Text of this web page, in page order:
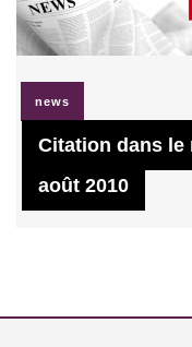
news
Citation dans le
août 2010